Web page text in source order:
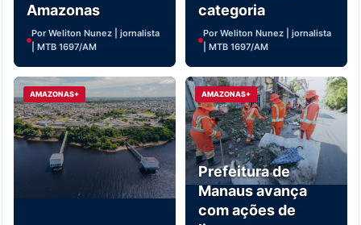
Amazonas
Por Weliton Nunez | jornalista
| MTB 1697/AM
categoria
Por Weliton Nunez | jornalista
| MTB 1697/AM
AMAZONAS+ AMAZONAS+
Prefeitura de
Manaus avança
com ações de